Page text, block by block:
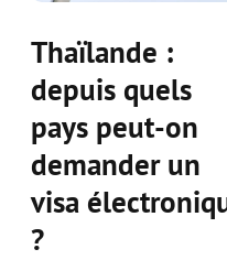
Thaïlande :
depuis quels
pays peut-on
demander un
visa
?